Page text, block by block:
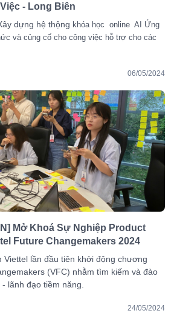
- Long Biên
dựng hệ thộng khóa học online AI Ứng
và củng cố cho công việc hỗ trợ cho các
06/05/2024
Mở Khoá Sự Nghiệp Product
Future Changemakers 2024
Viettel lần đầu tiên khởi động chương
(VFC) nhằm tìm kiếm và đào
lãnh đạo tiềm năng.
24/05/2024